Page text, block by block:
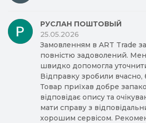
РУСЛАН ПОШТОВЫЙ
25.05.2026
Замовленням в ART Trade
повністю задоволений.
швидко допомогла уточнити
Відправку зробили вчасно,
Товар приїхав добре
відповідає опису та
мати справу з
хорошим сервісом.